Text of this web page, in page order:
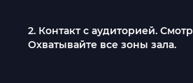
2. Контакт с аудиторией.
Охватывайте все зоны зала.